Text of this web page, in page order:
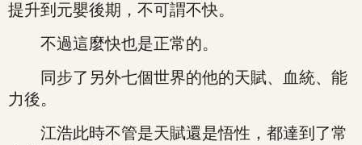
提升到元嬰後期，不可謂不快。
不過這麼快也是正常的。
同步了另外七個世界的他的天賦、血統、能
力後。
江浩此時不管是天賦還是悟性，都達到了常